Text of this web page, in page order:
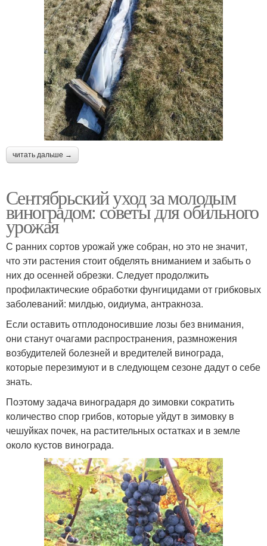
читать дальше →
Сентябрьский уход за молодым
виноградом: советы для обильного
урожая
С ранних сортов урожай уже собран, но это не значит,
что эти растения стоит обделять вниманием и забыть о
них до осенней обрезки. Следует продолжить
профилактические обработки фунгицидами от грибковых
заболеваний: милдью, оидиума, антракноза.
Если оставить отплодоносившие лозы без внимания,
они станут очагами распространения, размножения
возбудителей болезней и вредителей винограда,
которые перезимуют и в следующем сезоне дадут о себе
знать.
Поэтому задача виноградаря до зимовки сократить
количество спор грибов, которые уйдут в зимовку в
чешуйках почек, на растительных остатках и в земле
около кустов винограда.